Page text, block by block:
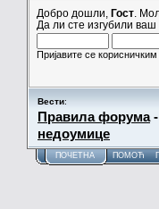
Добро дошли, Гост .
Да ли сте изгубили ваш
Пријавите се
Вести:
Правила форума-
недоумице
ПОЧЕТНА ПОМОЋ